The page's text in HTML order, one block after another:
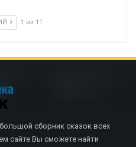
1 из 11
сборник сказок всех
сайте Вы сможете найти